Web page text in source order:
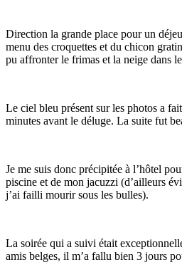
Direction la grande place pour un
menu des croquettes et du chicon
pu affronter le frimas et la neige dans
Le ciel bleu présent sur les photos a
minutes avant le déluge. La suite fut
Je me suis donc précipitée à l’hôtel
piscine et de mon jacuzzi (d’ailleurs
j’ai failli mourir sous les bulles).
La soirée qui a suivi était
amis belges, il m’a fallu bien 3 jours